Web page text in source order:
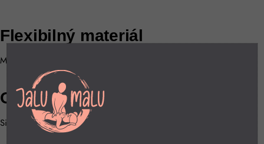
Flexibilný materiál
Maximálna funkčnosť a pohodlnosť použitia.
Odnímateľné hlavy
Silikónové hlavy sú odnímateľné a ľahko sa čistia.